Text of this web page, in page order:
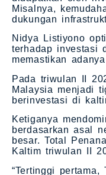
Misalnya,
dukungan
Nidya Listiyono
terhadap investasi
memastikan
Pada triwulan II
Malaysia menjadi
berinvestasi di
Ketiganya
berdasarkan asal
besar. Total
Kaltim triwulan II
“Tertinggi